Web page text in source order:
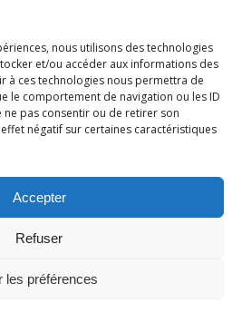
nous utilisons des technologies
et/ou accéder aux informations des
à ces technologies nous permettra de
le comportement de navigation ou les ID
ne pas consentir ou de retirer son
négatif sur certaines caractéristiques
Accepter
Refuser
les préférences
réalisés parXtremWebSiteSite
Plan du site